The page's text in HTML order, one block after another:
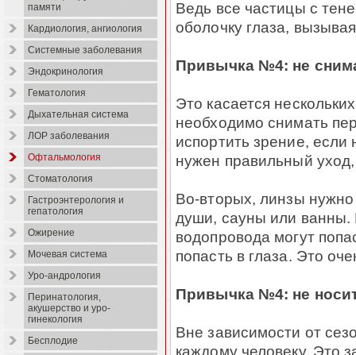
памяти
Кардиология, ангиология
Системные заболевания
Эндокринология
Гематология
Дыхательная система
ЛОР заболевания
Офтальмология
Стоматология
Гастроэнтерология и
гепатология
Ожирение
Мочевая система
Уро-андрология
Перинатология,
акушерство и уро-
гинекология
Бесплодие
Ведь все частицы с
оболочку глаза,
Привычка №4: не
Это касается
необходимо снимать
испортить зрение, если
нужен правильный
Во-вторых, линзы
души, сауны или ванны.
водопровода могут
попасть в глаза. Это
Привычка №4: не
Вне зависимости от
каждому человеку. Это